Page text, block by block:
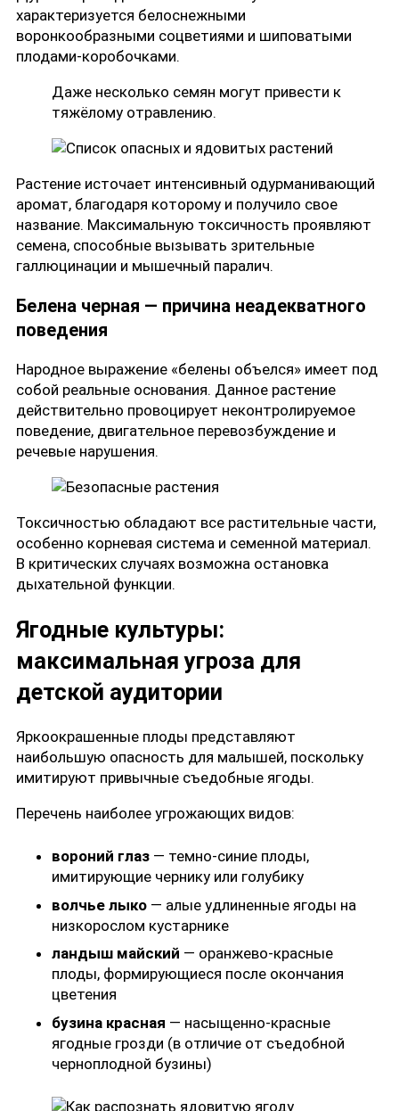
характеризуется белоснежными
воронкообразными соцветиями и шиповатыми
плодами-коробочками.
Даже несколько семян могут привести к
тяжёлому отравлению.
Растение источает интенсивный одурманивающий
аромат, благодаря которому и получило свое
название. Максимальную токсичность проявляют
семена, способные вызывать зрительные
галлюцинации и мышечный паралич.
Белена черная — причина неадекватного
поведения
Народное выражение «белены объелся» имеет под
собой реальные основания. Данное растение
действительно провоцирует неконтролируемое
поведение, двигательное перевозбуждение и
речевые нарушения.
Токсичностью обладают все растительные части,
особенно корневая система и семенной материал.
В критических случаях возможна остановка
дыхательной функции.
Ягодные культуры:
максимальная угроза для
детской аудитории
Яркоокрашенные плоды представляют
наибольшую опасность для малышей, поскольку
имитируют привычные съедобные ягоды.
Перечень наиболее угрожающих видов:
вороний глаз — темно-синие плоды,
имитирующие чернику или голубику
волчье лыко — алые удлиненные ягоды на
низкорослом кустарнике
ландыш майский — оранжево-красные
плоды, формирующиеся после окончания
цветения
бузина красная — насыщенно-красные
ягодные грозди (в отличие от съедобной
черноплодной бузины)